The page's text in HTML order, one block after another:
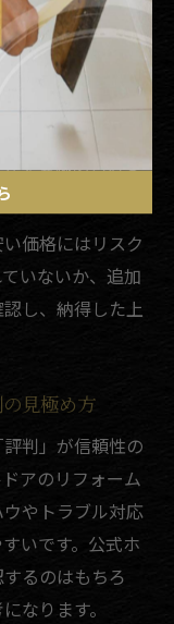
「保証内容」
ょう。例えば、
や機能性によっ
場と照らし合わ
を見極められま
価格にはリスク
いないか、追加
し、納得した上
見極め方
判」が信頼性の
アのリフォーム
やトラブル対応
いです。公式ホ
るのはもちろ
なります。